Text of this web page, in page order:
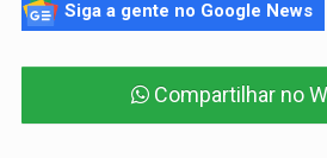
Siga a gente no Google News
Compartilhar no